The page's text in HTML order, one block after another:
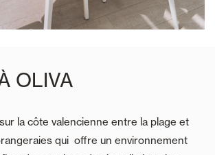
OLIVA
la côte valencienne entre la plage et
qui offre un environnement